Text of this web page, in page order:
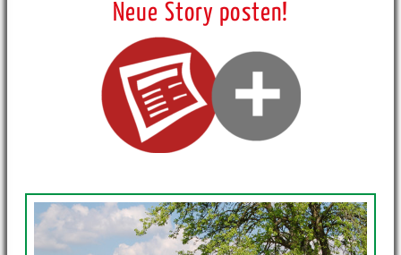
Neue Story posten!